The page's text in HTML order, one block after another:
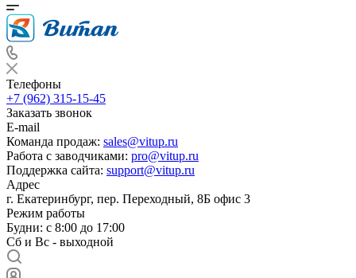
Телефоны
+7 (962) 315-15-45
Заказать звонок
E-mail
Команда продаж: sales@vitup.ru
Работа с заводчиками: pro@vitup.ru
Поддержка сайта: support@vitup.ru
Адрес
г. Екатеринбург, пер. Переходный, 8Б офис 3
Режим работы
Будни: с 8:00 до 17:00
Сб и Вс - выходной